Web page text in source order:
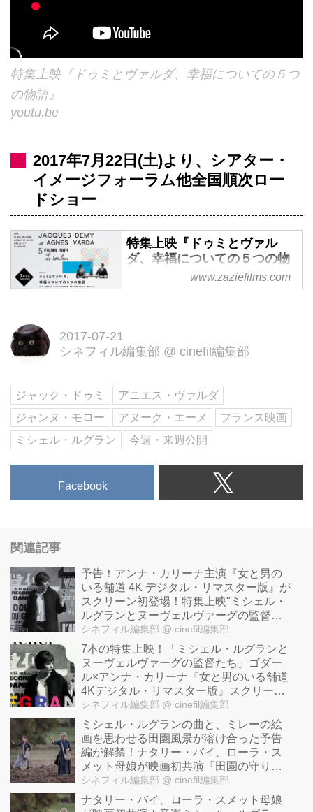
特集上映『ドゥミとヴァルダ、幸福についての５つ
の物語』
youtu.be
2017年7月22日(土)より、シアター・
イメージフォーラム他全国順次ロー
ドショー
特集上映『ドゥミとヴァル
ダ、幸福についての５つの物
語』公式サイト｜７月下旬、
全国順次ロードショー
ラ 天使の入江 ジャック・ドゥ
クレオ 幸福、７月下旬、全国順
次ロードショー
www.zaziefilms.com
2017-07-21
シネフィル編集部 @ cinefil編集部
ジャック・ドゥミ
アニエス・ヴァルダ
ジャンヌ・モロー
アヌーク・エーメ
フランス映画
ミシェル・ルグラン
今週・来週公開
Facebook
関連記事
予告！アンナ・カリーナ主演『女と男の
いる舗道 4K デジタル・リマスター版』が
スクリーン初登場！特集上映"ミシェル・
ルグランとヌーヴェルヴァーグの監督た
ち"
シネフィル編集部 @ cinefil編集部
7本の特集上映！「ミシェル・ルグランと
ヌーヴェルヴァーグの監督たち」ゴダー
ル×アンナ・カリーナ『女と男のいる舗道
4Kデジタル・リマスター版』スクリーン
に初登場！
シネフィル編集部 @ cinefil編集部
ミシェル・ルグランの曲と、ミレーの絵
画を思わせる田園風景が溶け合った予告
編が解禁！ナタリー・バイ、ローラ・ス
メット母娘が映画初共演『田園の守り人
たち』
シネフィル編集部 @ cinefil編集部
ナタリー・バイ、ローラ・スメット母娘